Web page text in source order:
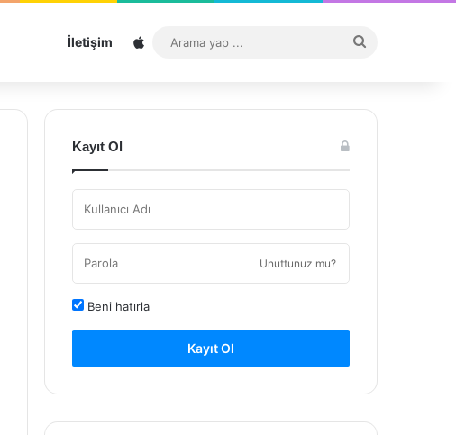
İletişim Sitemap
...
Kayıt Ol
Unuttunuz mu?
Beni hatırla
Kayıt Ol